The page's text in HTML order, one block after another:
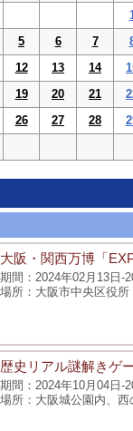
5 6 7
12 13 14
19 20 21
26 27 28
大阪・関西万博「
2024年02月13日-
大阪市中央区役所
歴史リアル謎解きゲ
2024年10月04日-
大阪城公園内、西